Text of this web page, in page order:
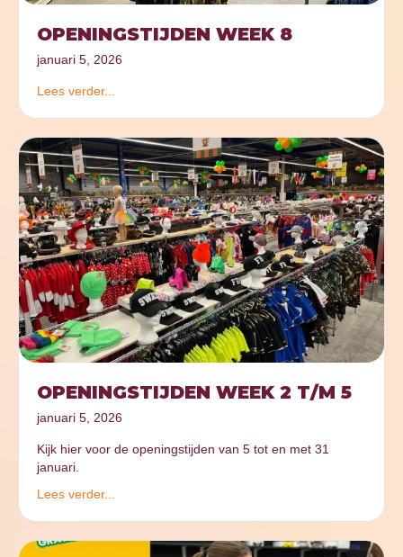
OPENINGSTIJDEN WEEK 8
januari 5, 2026
Lees verder...
OPENINGSTIJDEN WEEK 2 T/M 5
januari 5, 2026
Kijk hier voor de openingstijden van 5 tot en met 31
januari.
Lees verder...